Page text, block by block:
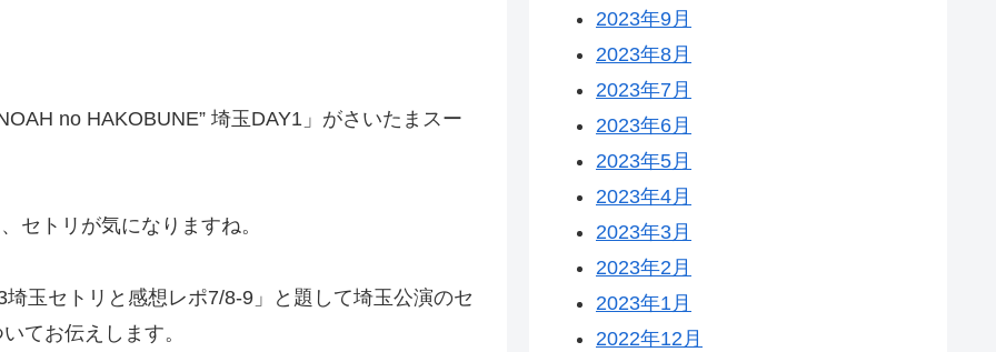
no HAKOBUNE” 埼玉DAY1」がさいたまスー
セトリが気になりますね。
玉セトリと感想レポ7/8-9」と題して埼玉公演のセ
てお伝えします。
2023年9月
2023年8月
2023年7月
2023年6月
2023年5月
2023年4月
2023年3月
2023年2月
2023年1月
2022年12月